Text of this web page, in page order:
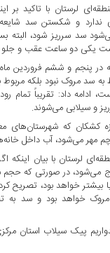
لرستان با تاکید بر
ندارد و شکستن سد شایعه
سد سرریز شود، البته
یکی دو ساعت عقب و
در پنجم و ششم فروردین
به سد مروک نبود بلکه مربوط
ادامه داد: تقریباً تمام
و سیلابی می‌شوند.
کشکان که شهرستان‌های
مهر می‌شود، آب داخل
می‌شود، در صورتی که حجم
یا بیشتر خواهد بود، تصریح
خواهد بود و سد به
پیک سیلاب استان